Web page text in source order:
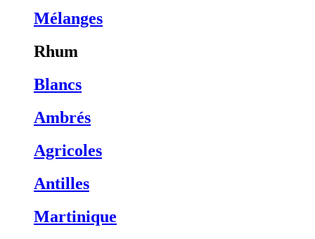
Mélanges
Rhum
Blancs
Ambrés
Agricoles
Antilles
Martinique